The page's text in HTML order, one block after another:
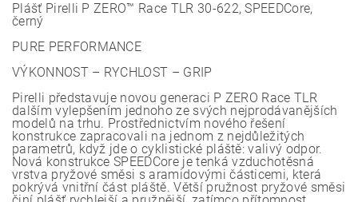
Plášť Pirelli P ZERO™ Race TLR 30-622, SPEEDCore,
černý
PURE PERFORMANCE
VÝKONNOST – RYCHLOST – GRIP
Pirelli představuje novou generaci P ZERO Race TLR
dalším vylepšením jednoho ze svých nejprodávanějších
modelů na trhu. Prostřednictvím nového řešení
konstrukce zapracovali na jednom z nejdůležitých
parametrů, když jde o cyklistické pláště: valivý odpor.
Nová konstrukce SPEEDCore je tenká vzduchotěsná
vrstva pryžové směsi s aramidovými částicemi, která
pokrývá vnitřní část pláště. Větší pružnost pryžové směsi